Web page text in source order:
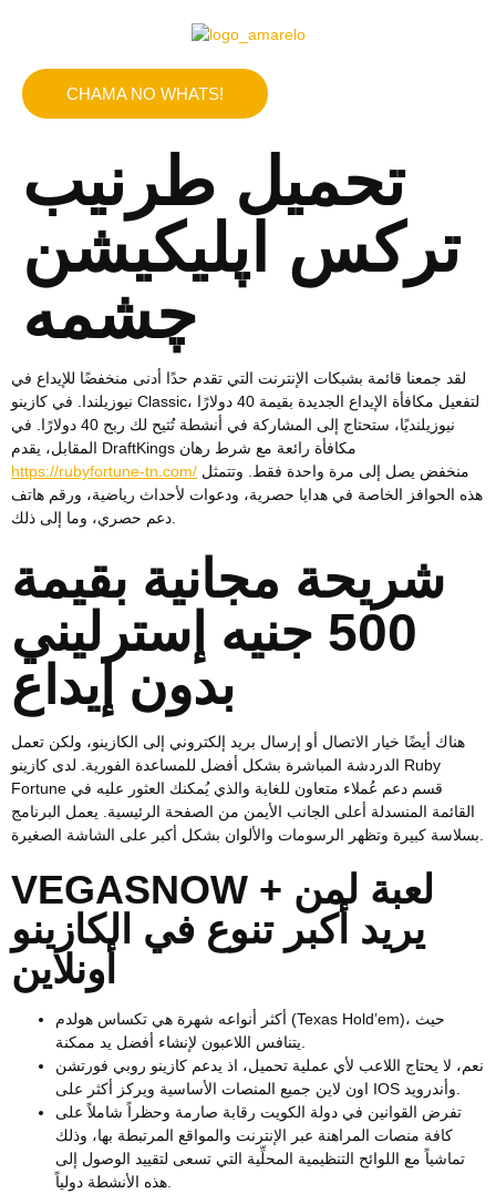
CHAMA NO WHATS!
تحميل طرنيب
تركس اپلیکیشن
چشمه
لقد جمعنا قائمة بشبكات الإنترنت التي تقدم حدًا أدنى منخفضًا للإيداع في
نيوزيلندا. في كازينو Classic، لتفعيل مكافأة الإيداع الجديدة بقيمة 40 دولارًا
نيوزيلنديًا، ستحتاج إلى المشاركة في أنشطة تُتيح لك ربح 40 دولارًا. في
المقابل، يقدم DraftKings مكافأة رائعة مع شرط رهان
https://rubyfortune-tn.com/
هذه الحوافز الخاصة في هدايا حصرية، ودعوات لأحداث رياضية، ورقم هاتف
شريحة مجانية بقيمة
500 جنيه إسترليني
بدون إيداع
هناك أيضًا خيار الاتصال أو إرسال بريد إلكتروني إلى الكازينو، ولكن تعمل
الدردشة المباشرة بشكل أفضل للمساعدة الفورية. لدى كازينو Ruby
Fortune قسم دعم عُملاء متعاون للغاية والذي يُمكنك العثور عليه في
القائمة المنسدلة أعلى الجانب الأيمن من الصفحة الرئيسية. يعمل البرنامج
VEGASNOW + لعبة لمن
يريد أكبر تنوع في الكازينو
أونلاين
أكثر أنواعه شهرة هي تكساس هولدم (Texas Hold’em)، حيث
نعم، لا يحتاج اللاعب لأي عملية تحميل، اذ يدعم كازينو روبي فورتشن
تفرض القوانين في دولة الكويت رقابة صارمة وحظراً شاملاً على
كافة منصات المراهنة عبر الإنترنت والمواقع المرتبطة بها، وذلك
تماشياً مع اللوائح التنظيمية المحلِّية التي تسعى لتقييد الوصول إلى